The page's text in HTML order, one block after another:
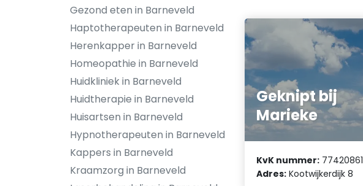
Gezond eten in Barneveld
Haptotherapeuten in Barneveld
Herenkapper in Barneveld
Homeopathie in Barneveld
Huidkliniek in Barneveld
Huidtherapie in Barneveld
Huisartsen in Barneveld
Hypnotherapeuten in Barneveld
Kappers in Barneveld
Kraamzorg in Barneveld
Geknipt bij
Marieke
KvK nummer: 77420861
Adres: Kootwijkerdijk 8